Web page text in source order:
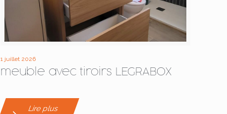
1 juillet 2026
meuble avec tiroirs LEGRABOX
Lire plus